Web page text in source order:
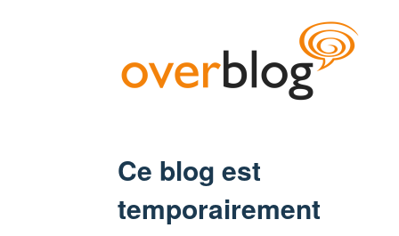
Ce blog est
temporairement